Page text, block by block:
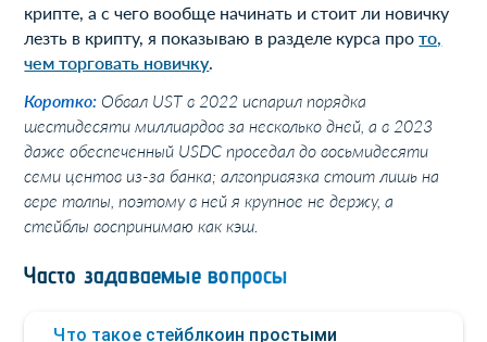
крипте, а с чего вообще начинать и стоит ли новичку
лезть в крипту, я показываю в разделе курса прото,
чем торговать новичку
Коротко: Обвал UST в 2022 испарил порядка
шестидесяти миллиардов за несколько дней, а в 2023
даже обеспеченный USDC проседал до восьмидесяти
семи центов из-за банка; алгопривязка стоит лишь на
вере толпы, поэтому в ней я крупное не держу, а
стейблы воспринимаю как кэш.
Часто задаваемые вопросы
Что такое стейблкоин простыми